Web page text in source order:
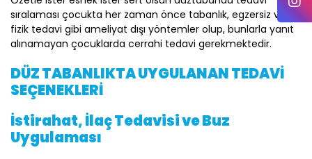
sıralaması çocukta her zaman önce tabanlık, egzersiz ve
fizik tedavi gibi ameliyat dışı yöntemler olup, bunlarla yanıt
alınamayan çocuklarda cerrahi tedavi gerekmektedir.
DÜZ TABANLIKTA UYGULANAN TEDAVİ
SEÇENEKLERİ
İstirahat, İlaç Tedavisi ve Buz
Uygulaması